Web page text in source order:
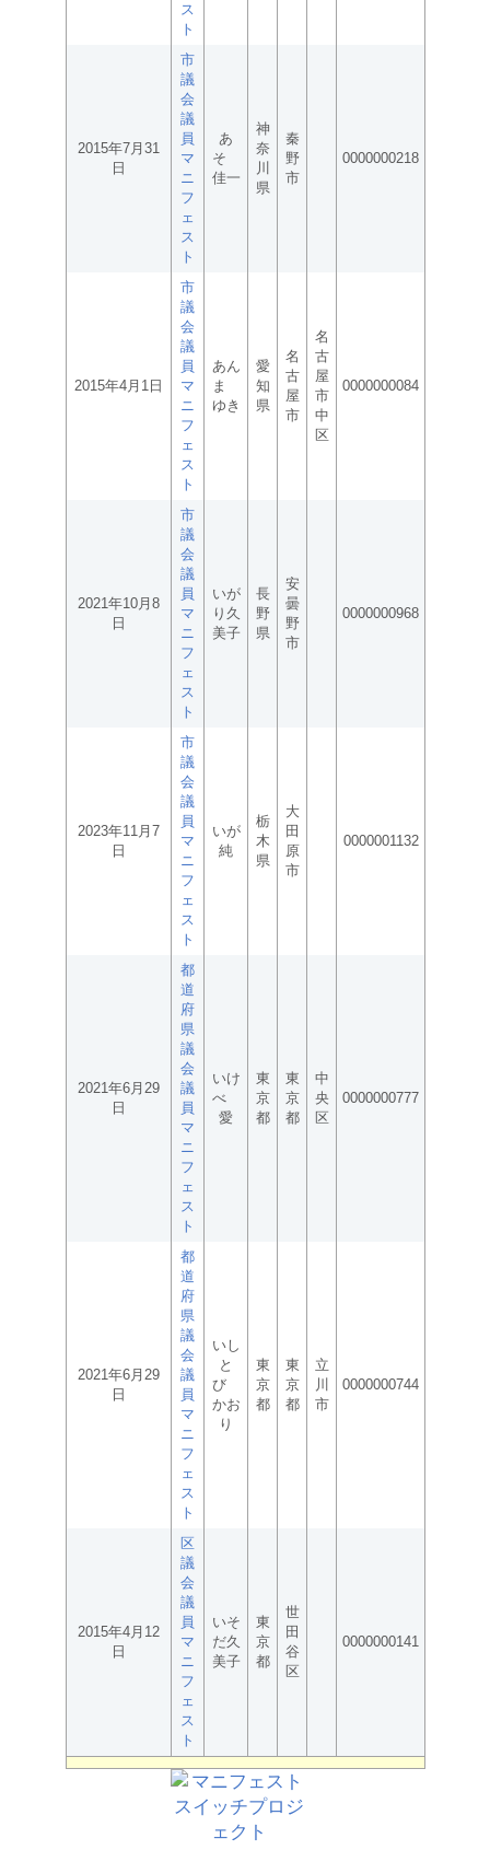
ス
ト
2015年7月31
日
市
議
会
議
員
マ
ニ
フ
ェ
ス
ト
あ
そ
佳一
神
奈
川
県
秦
野
市
0000000218
2015年4月1日
市
議
会
議
員
マ
ニ
フ
ェ
ス
ト
あん
ま
ゆき
愛
知
県
名
古
屋
市
名
古
屋
市
中
区
0000000084
2021年10月8
日
市
議
会
議
員
マ
ニ
フ
ェ
ス
ト
いが
り久
美子
長
野
県
安
曇
野
市
0000000968
2023年11月7
日
市
議
会
議
員
マ
ニ
フ
ェ
ス
ト
いが
純
栃
木
県
大
田
原
市
0000001132
2021年6月29
日
都
道
府
県
議
会
議
員
マ
ニ
フ
ェ
ス
ト
いけ
べ
愛
東
京
都
東
京
都
中
央
区
0000000777
2021年6月29
日
都
道
府
県
議
会
議
員
マ
ニ
フ
ェ
ス
ト
いし
と
び
かお
り
東
京
都
東
京
都
立
川
市
0000000744
2015年4月12
日
区
議
会
議
員
マ
ニ
フ
ェ
ス
ト
いそ
だ久
美子
東
京
都
世
田
谷
区
0000000141